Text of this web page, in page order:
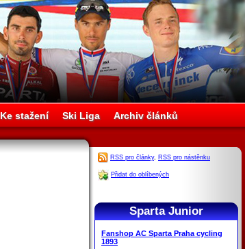
Ke stažení Ski Liga Archiv článků
RSS pro články, RSS pro nástěnku
Přidat do oblíbených
Sparta Junior
Fanshop AC Sparta Praha cycling
1893